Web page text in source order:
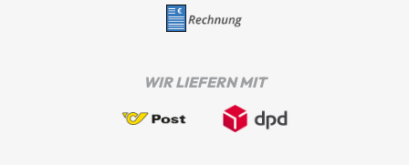
WIR LIEFERN MIT